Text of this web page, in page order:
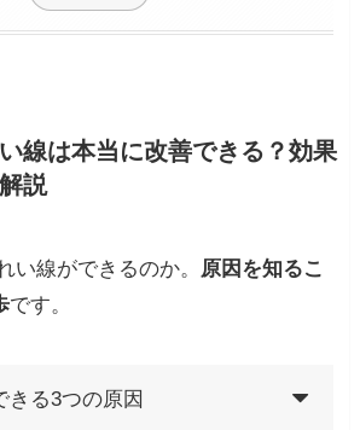
線は本当に改善できる？効果
説
い線ができるのか。 原因を知るこ
です。
きる3つの原因